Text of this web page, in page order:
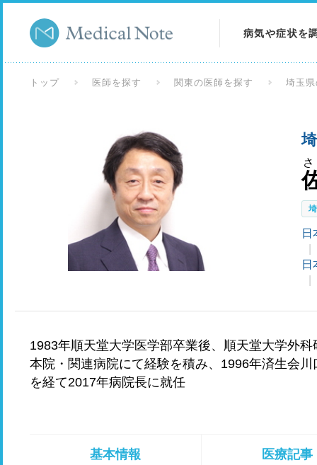
病気や症状を
検査を調べる
トップ 医師を探す 関東の医師を探す 埼玉
日
日
1983年順天堂大学医学部卒業後、順天堂大学外
本院・関連病院にて経験を積み、1996年済生会
を経て2017年病院長に就任
基本情報 医療記事